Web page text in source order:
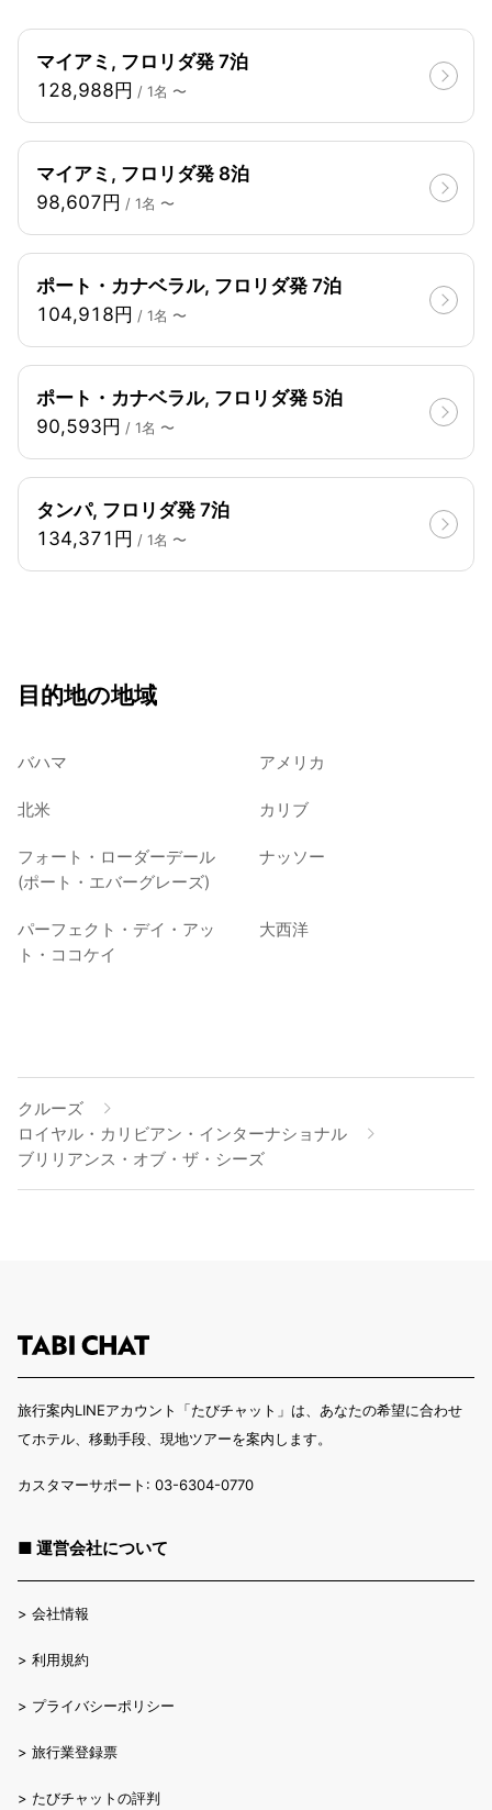
マイアミ, フロリダ発 7泊
128,988円 / 1名 〜
マイアミ, フロリダ発 8泊
98,607円 / 1名 〜
ポート・カナベラル, フロリダ発 7泊
104,918円 / 1名 〜
ポート・カナベラル, フロリダ発 5泊
90,593円 / 1名 〜
タンパ, フロリダ発 7泊
134,371円 / 1名 〜
目的地の地域
バハマ アメリカ
北米 カリブ
フォート・ローダーデール
(ポート・エバーグレーズ)
ナッソー
パーフェクト・デイ・アッ
ト・ココケイ
大西洋
クルーズ
ロイヤル・カリビアン・インターナショナル
ブリリアンス・オブ・ザ・シーズ
旅行案内LINEアカウント「たびチャット」は、あなたの希望に合わせ
てホテル、移動手段、現地ツアーを案内します。
カスタマーサポート: 03-6304-0770
■ 運営会社について
> 会社情報
> 利用規約
> プライバシーポリシー
> 旅行業登録票
> たびチャットの評判